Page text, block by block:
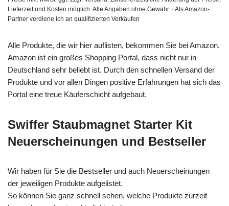
Lieferzeit und Kosten möglich. Alle Angaben ohne Gewähr. · Als Amazon-
Partner verdiene ich an qualifizierten Verkäufen
Alle Produkte, die wir hier auflisten, bekommen Sie bei Amazon.
Amazon ist ein großes Shopping Portal, dass nicht nur in
Deutschland sehr beliebt ist. Durch den schnellen Versand der
Produkte und vor allen Dingen positive Erfahrungen hat sich das
Portal eine treue Käuferschicht aufgebaut.
Swiffer Staubmagnet Starter Kit
Neuerscheinungen und Bestseller
Wir haben für Sie die Bestseller und auch Neuerscheinungen
der jeweiligen Produkte aufgelistet.
So können Sie ganz schnell sehen, welche Produkte zurzeit